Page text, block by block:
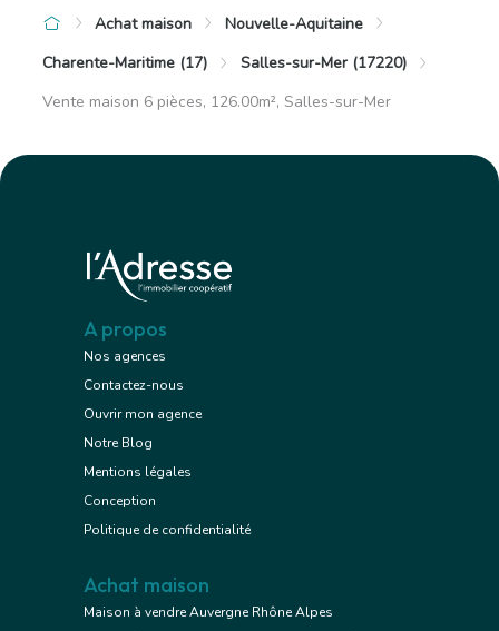
Achat maison
Nouvelle-Aquitaine
Charente-Maritime (17)
Salles-sur-Mer (17220)
Vente maison 6 pièces, 126.00m², Salles-sur-Mer
A propos
Nos agences
Contactez-nous
Ouvrir mon agence
Notre Blog
Mentions légales
Conception
Politique de confidentialité
Achat maison
Maison à vendre Auvergne Rhône Alpes